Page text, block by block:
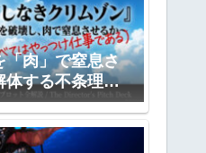
「肉」で窒息さ
体する不条理劇
ゾン』全プロ